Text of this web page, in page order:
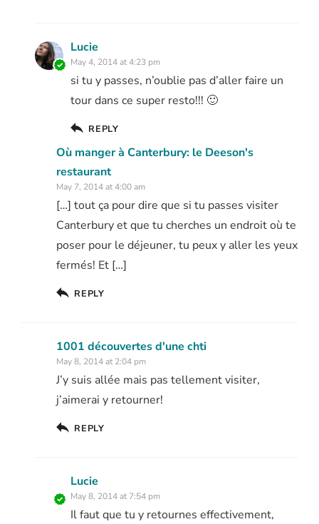
Lucie
May 4, 2014 at 4:23 pm
si tu y passes, n’oublie pas d’aller faire un
tour dans ce super resto!!! 🙂
REPLY
Où manger à Canterbury: le Deeson's
restaurant
May 7, 2014 at 4:00 am
[…] tout ça pour dire que si tu passes visiter
Canterbury et que tu cherches un endroit où te
poser pour le déjeuner, tu peux y aller les yeux
fermés! Et […]
REPLY
1001 découvertes d'une chti
May 8, 2014 at 2:04 pm
J’y suis allée mais pas tellement visiter,
j’aimerai y retourner!
REPLY
Lucie
May 8, 2014 at 7:54 pm
Il faut que tu y retournes effectivement,